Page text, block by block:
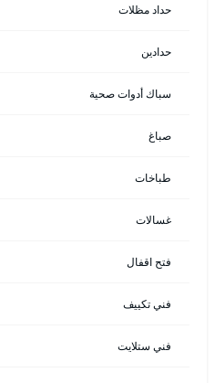
حداد مظلات
حدادين
سباك أدوات صحية
صباغ
طباخات
غسالات
فتح اقفال
فني تكييف
فني ستلايت